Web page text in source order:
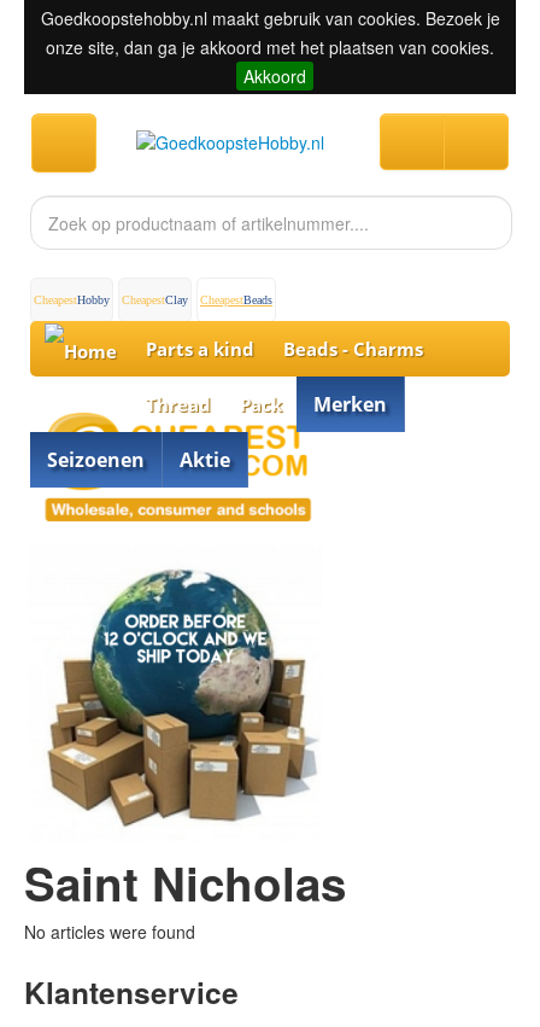
Goedkoopstehobby.nl maakt gebruik van cookies. Bezoek je
onze site, dan ga je akkoord met het plaatsen van cookies.
Akkoord
CheapestHobby CheapestClay CheapestBeads
Parts a kind Beads - Charms
Thread Pack Merken
Seizoenen Aktie
Saint Nicholas
No articles were found
Klantenservice